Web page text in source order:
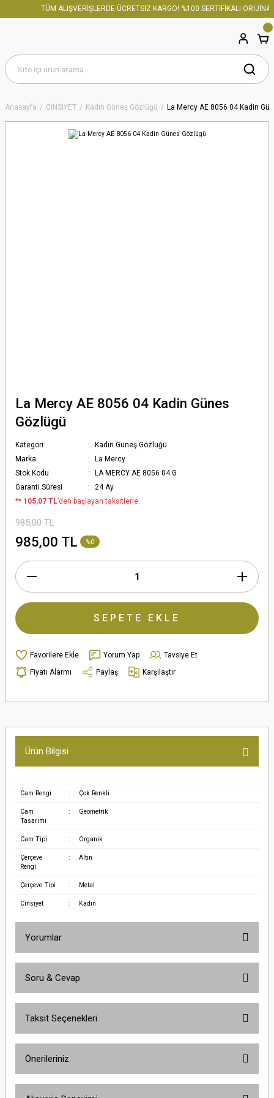
TÜM ALIŞVERİŞLERDE ÜCRETSİZ KARGO! %100 SERTİFİKALI ORİJİNAL
Anasayfa CİNSİYET Kadın Güneş Gözlüğü La Mercy AE 8056 04 Kadin
La Mercy AE 8056 04 Kadin Günes
Gözlügü
Kategori
Kadın Güneş Gözlüğü
Marka
La Mercy
Stok Kodu
LA MERCY AE 8056 04 G
Garanti Süresi
24 Ay
** 105,07 TL’den başlayan taksitlerle.
985,00 TL
985,00 TL %0
SEPETE EKLE
Yorum Yap
Tavsiye Et
Fiyatı Alarmı
Paylaş Karşılaştır
Ürün Bilgisi
Cam Rengi : Çok Renkli
Cam
Tasarımı
: Geometrik
Cam Tipi : Organik
Çerçeve
Rengi
: Altın
Çerçeve Tipi : Metal
Cinsiyet : Kadın
Yorumlar
Soru & Cevap
Taksit Seçenekleri
Önerileriniz